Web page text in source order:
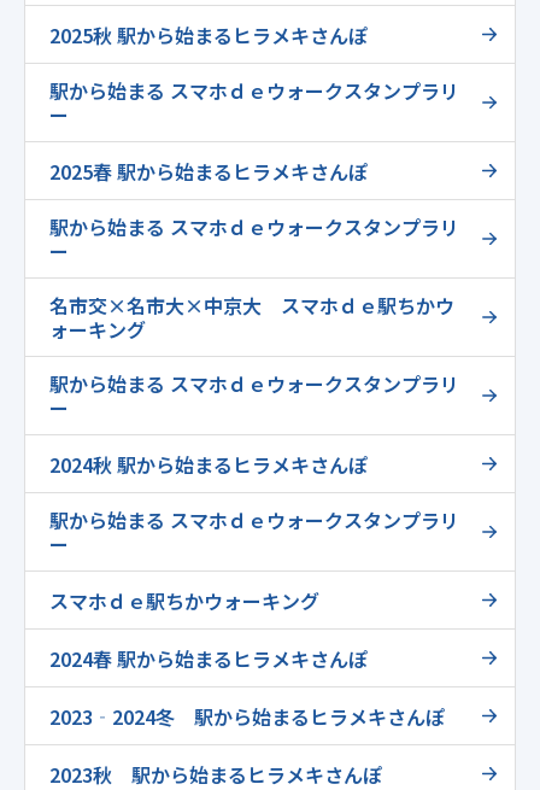
2025秋 駅から始まるヒラメキさんぽ
駅から始まる スマホｄｅウォークスタンプラリ
ー
2025春 駅から始まるヒラメキさんぽ
駅から始まる スマホｄｅウォークスタンプラリ
ー
名市交×名市大×中京大 スマホｄｅ駅ちかウ
ォーキング
駅から始まる スマホｄｅウォークスタンプラリ
ー
2024秋 駅から始まるヒラメキさんぽ
駅から始まる スマホｄｅウォークスタンプラリ
ー
スマホｄｅ駅ちかウォーキング
2024春 駅から始まるヒラメキさんぽ
2023‐2024冬 駅から始まるヒラメキさんぽ
2023秋 駅から始まるヒラメキさんぽ